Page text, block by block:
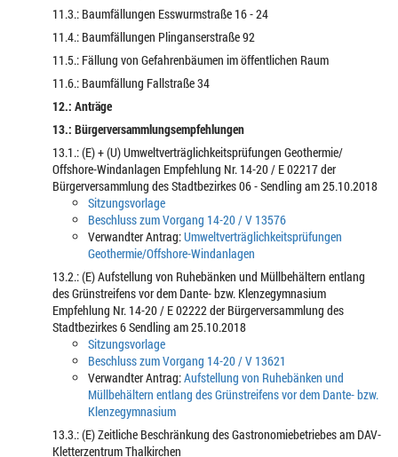
11.3.: Baumfällungen Esswurmstraße 16 - 24
11.4.: Baumfällungen Plinganserstraße 92
11.5.: Fällung von Gefahrenbäumen im öffentlichen Raum
11.6.: Baumfällung Fallstraße 34
12.: Anträge
13.: Bürgerversammlungsempfehlungen
13.1.: (E) + (U) Umweltverträglichkeitsprüfungen Geothermie/
Offshore-Windanlagen Empfehlung Nr. 14-20 / E 02217 der
Bürgerversammlung des Stadtbezirkes 06 - Sendling am 25.10.2018
Sitzungsvorlage
Beschluss zum Vorgang 14-20 / V 13576
Verwandter Antrag:Umweltverträglichkeitsprüfungen
Geothermie/Offshore-Windanlagen
13.2.: (E) Aufstellung von Ruhebänken und Müllbehältern entlang
des Grünstreifens vor dem Dante- bzw. Klenzegymnasium
Empfehlung Nr. 14-20 / E 02222 der Bürgerversammlung des
Stadtbezirkes 6 Sendling am 25.10.2018
Sitzungsvorlage
Beschluss zum Vorgang 14-20 / V 13621
Verwandter Antrag:Aufstellung von Ruhebänken und
Müllbehältern entlang des Grünstreifens vor dem Dante- bzw.
Klenzegymnasium
13.3.: (E) Zeitliche Beschränkung des Gastronomiebetriebes am DAV-
Kletterzentrum Thalkirchen